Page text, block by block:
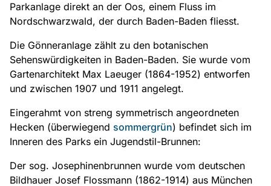
Parkanlage direkt an der Oos, einem Fluss im
Nordschwarzwald, der durch Baden-Baden fliesst.
Die Gönneranlage zählt zu den botanischen
Sehenswürdigkeiten in Baden-Baden. Sie wurde vom
Gartenarchitekt Max Laeuger (1864-1952) entworfen
und zwischen 1907 und 1911 angelegt.
Eingerahmt von streng symmetrisch angeordneten
Hecken (überwiegend sommergrün) befindet sich im
Inneren des Parks ein Jugendstil-Brunnen:
Der sog. Josephinenbrunnen wurde vom deutschen
Bildhauer Josef Flossmann (1862-1914) aus München